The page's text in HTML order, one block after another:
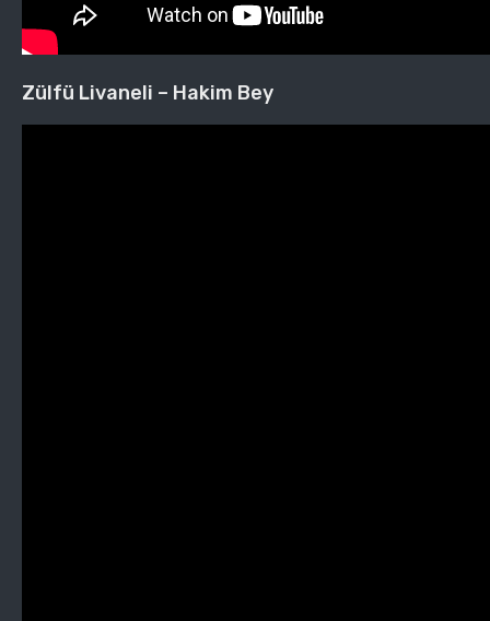
Zülfü Livaneli – Hakim Bey